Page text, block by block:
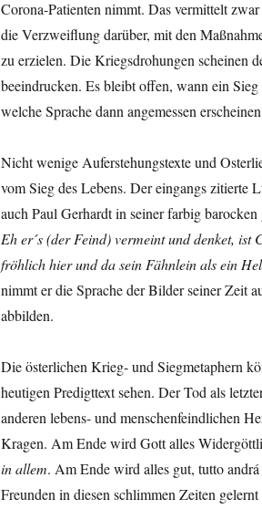
Corona-Patienten nimmt. Das vermittelt
die Verzweiflung darüber, mit den
zu erzielen. Die Kriegsdrohungen scheinen
beeindrucken. Es bleibt offen, wann ein
welche Sprache dann angemessen
Nicht wenige Auferstehungstexte und
vom Sieg des Lebens. Der eingangs zitierte
auch Paul Gerhardt in seiner farbig
Eh er´s (der Feind) vermeint und denket,
fröhlich hier und da sein Fähnlein als ein
nimmt er die Sprache der Bilder seiner Zeit
abbilden.
Die österlichen Krieg- und Siegmetaphern
heutigen Predigttext sehen. Der Tod als
anderen lebens- und menschenfeindlichen
Kragen. Am Ende wird Gott alles
in allem. Am Ende wird alles gut, tutto
Freunden in diesen schlimmen Zeiten gelernt